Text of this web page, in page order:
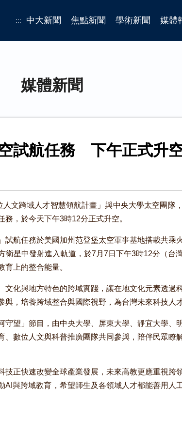
::: 中大新聞 焦點新聞 學術新聞 媒體
媒體新聞
試航任務 下午正式升
人文跨域人才智慧領航計畫」與中央大學太空團隊
，於今天下午3時12分正式升空。
試航任務於美國加州范登堡太空軍事基地搭載共乘
衛星中發射進入軌道，於7月7日下午3時12分（台
上的整合能量。
文化與地方特色的跨域實踐，讓在地文化元素透過
，培養跨域整合與國際視野，為台灣未來科技人
望」節目，由中央大學、屏東大學、靜宜大學、
、數位人文與科普推廣團隊共同參與，陪伴民眾瞭
正快速改變全球產業發展，未來高教更應重視跨
AI與跨域教育，希望師生及各領域人才都能善用人